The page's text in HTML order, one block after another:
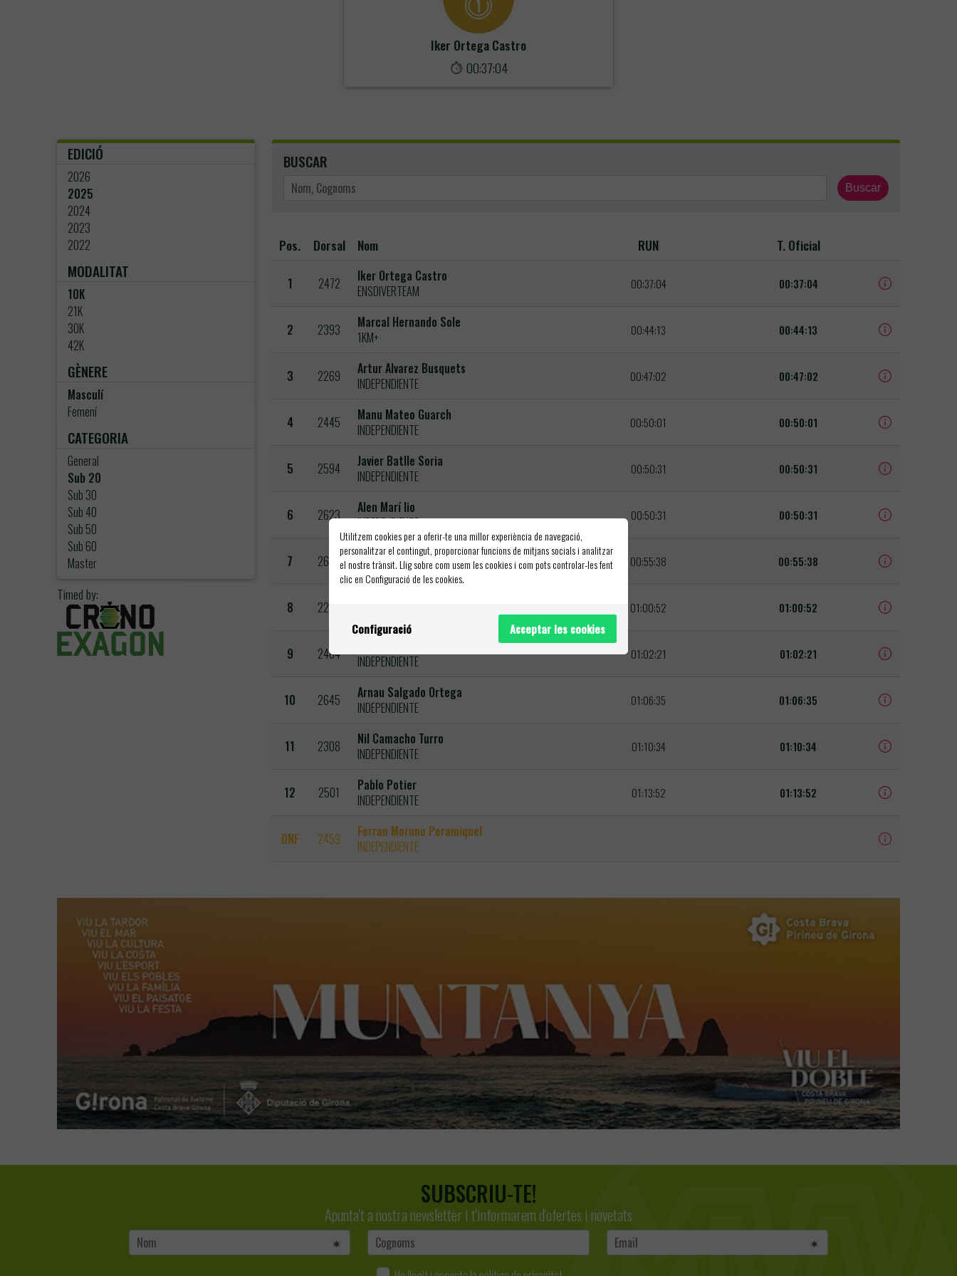
Iker Ortega Castro
00:37:04
EDICIÓ
2026
2025
2024
2023
2022
MODALITAT
10K
21K
30K
42K
GÈNERE
Masculí
Femení
CATEGORIA
General
Sub 20
Sub 30
Sub 40
Sub 50
Sub 60
Master
Timed by:
BUSCAR
Buscar
Pos. Dorsal Nom RUN T. Oficial
1 2472
Iker Ortega Castro
ENSDIVERTEAM
00:37:04 00:37:04
2 2393
Marcal Hernando Sole
1KM+
00:44:13 00:44:13
3 2269
Artur Alvarez Busquets
INDEPENDIENTE
00:47:02 00:47:02
4 2445
Manu Mateo Guarch
INDEPENDIENTE
00:50:01 00:50:01
5 2594
Javier Batlle Soria
INDEPENDIENTE
00:50:31 00:50:31
6 2623
Alen Marí Iio
INDEPENDIENTE
00:50:31 00:50:31
7 2694
Teo Spagnoletti
INDEPENDIENTE
00:55:38 00:55:38
8 2250 01:00:52 01:00:52
9 2484
INDEPENDIENTE
01:02:21 01:02:21
10 2645
Arnau Salgado Ortega
INDEPENDIENTE
01:06:35 01:06:35
11 2308
Nil Camacho Turro
INDEPENDIENTE
01:10:34 01:10:34
12 2501
Pablo Potier
INDEPENDIENTE
01:13:52 01:13:52
DNF 2459
Ferran Moruno Peramiquel
INDEPENDIENTE
SUBSCRIU-TE!
Apunta't a nostra newsletter i t'informarem d'ofertes i novetats
Utilitzem cookies per a oferir-te una millor experiència de navegació,
personalitzar el contingut, proporcionar funcions de mitjans socials i analitzar
el nostre trànsit. Llig sobre com usem les cookies i com pots controlar-les fent
clic en Configuració de les cookies.
Configuració Acceptar les cookies